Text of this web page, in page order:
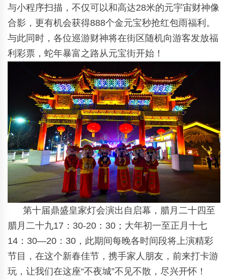
与小程序扫描，不仅可以和高达28米的元宇宙财神像
合影，更有机会获得888个金元宝秒抢红包雨福利。
与此同时，各位巡游财神将在街区随机向游客发放福
利彩票，蛇年暴富之路从元宝街开始！
第十届鼎盛皇家灯会演出自启幕，腊月二十四至
腊月二十九17：30-20：30；大年初一至正月十七
14：30—20：30，此期间每晚各时间段将上演精彩
节目，在这个新春佳节，携手家人朋友，前来打卡游
玩，让我们在这座“不夜城”不见不散，尽兴开怀！